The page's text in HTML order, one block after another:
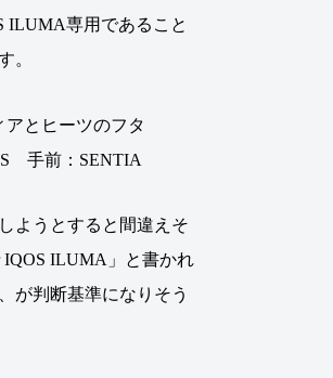
ILUMA専用であること
。
手前：SENTIA
ようとすると間違えそ
IQOS ILUMA」と書かれ
が判断基準になりそう